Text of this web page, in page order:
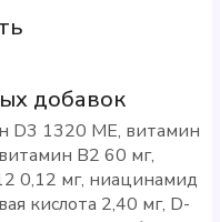
добавок
D3 1320 МЕ, витамин
В2 60 мг,
0,12 мг, ниацинамид
кислота 2,40 мг, D-